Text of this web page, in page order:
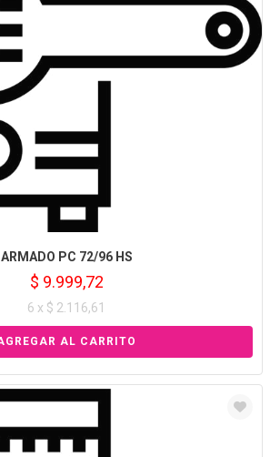
ARMADO PC 72/96 HS
$ 9.999,72
6 x $ 2.116,61